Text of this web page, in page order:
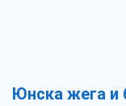
Юнска жега и